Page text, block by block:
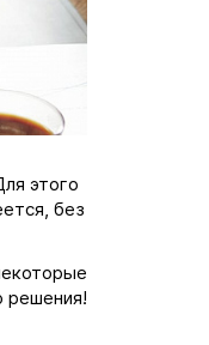
этого
без
решения!